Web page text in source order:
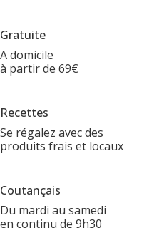
Gratuite
A domicile
à partir de 69€
Recettes
Se régalez avec des
produits frais et locaux
Coutançais
Du mardi au samedi
en continu de 9h30